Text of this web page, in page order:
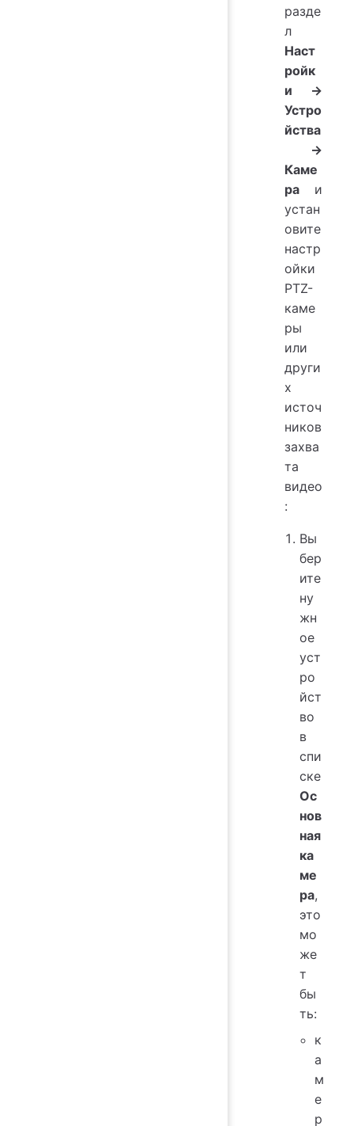
разде
л
Наст
ройк
и →
Устро
йства
→
Каме
ра и
устан
овите
настр
ойки
PTZ-
каме
ры
или
други
х
источ
ников
захва
та
видео
:
Вы
бер
ите
ну
жн
ое
уст
ро
йст
во
в
спи
ске
Ос
нов
ная
ка
ме
ра,
это
мо
же
т
бы
ть:
к
а
м
е
р